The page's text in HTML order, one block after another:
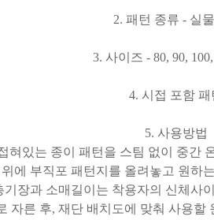
2. 패턴 종류 - 실
3. 사이즈 - 80, 90,
4. 시접 포함 패
5. 사용방법
혀있는 종이 패턴을 스팀 없이 중간
에 부직포 패턴지를 올려놓고 원하
기장과 소매길이는 착용자의 신체사
자른 후, 재단 배치도에 맞춰 사용